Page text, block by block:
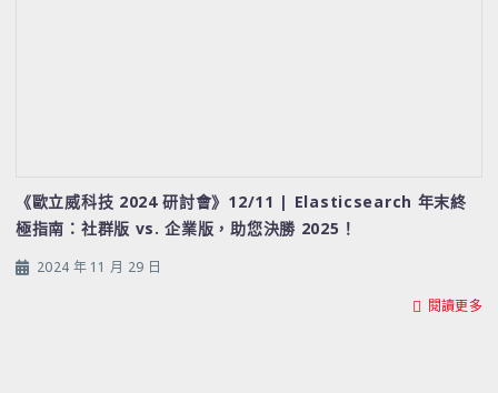
《歐立威科技 2024 研討會》12/11 | Elasticsearch 年末終
極指南：社群版 vs. 企業版，助您決勝 2025！
2024 年 11 月 29 日
閱讀更多